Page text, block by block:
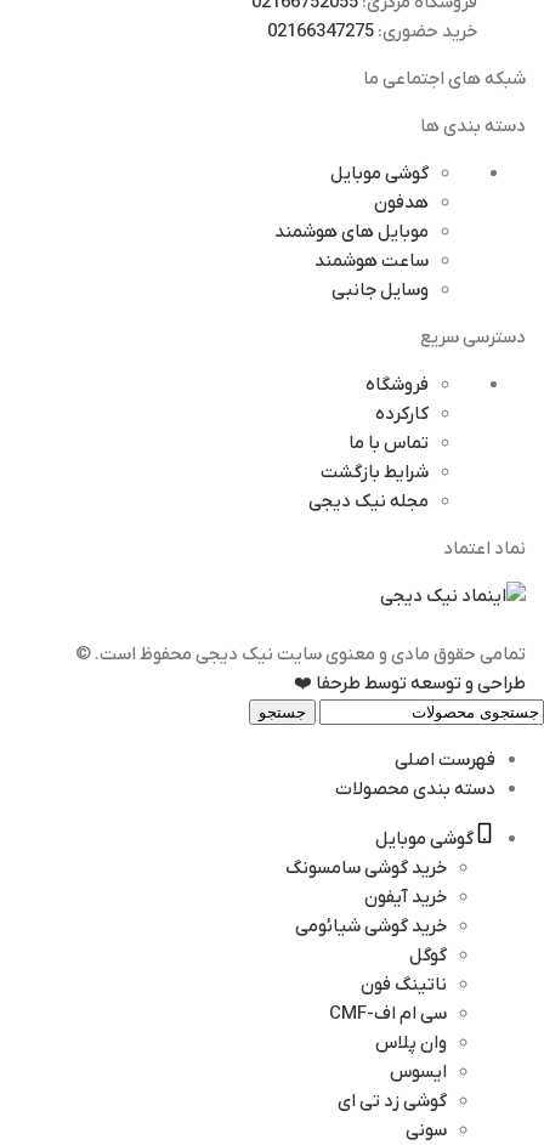
خرید حضوری: 02166347275
شبکه های اجتماعی ما
دسته بندی ها
گوشی موبایل
هدفون
موبایل های هوشمند
ساعت هوشمند
وسایل جانبی
دسترسی سریع
فروشگاه
کارکرده
تماس با ما
شرایط بازگشت
مجله نیک دیجی
نماد اعتماد
تمامی حقوق مادی و معنوی سایت نیک دیجی محفوظ است. ©️
طراحی و توسعه توسط طرحفا ❤️
جستجو
فهرست اصلی
دسته بندی محصولات
گوشی موبایل
خرید گوشی سامسونگ
خرید آیفون
خرید گوشی شیائومی
گوگل
ناتینگ فون
سی ام اف-CMF
وان پلاس
ایسوس
گوشی زد تی ای
سونی